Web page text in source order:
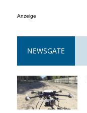
Anzeige
NEWSGATE